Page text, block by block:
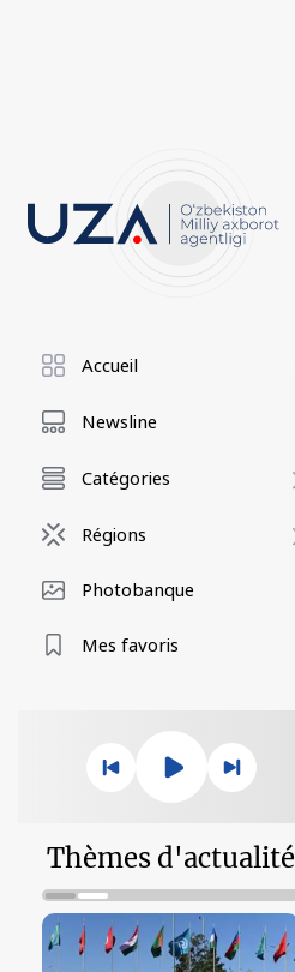
Accueil
Newsline
Catégories
Régions
Photobanque
Mes favoris
Thèmes d'actualité